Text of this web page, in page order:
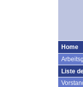
Home
Liste